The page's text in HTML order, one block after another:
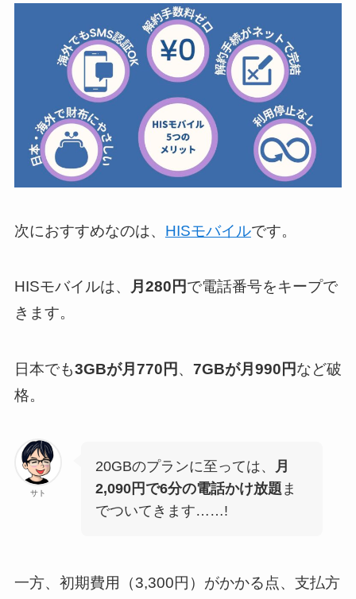
次におすすめなのは、 HISモバイルです。
HISモバイルは、 月280円で電話番号をキープで
きます。
日本でも3GBが月770円 、 7GBが月990円など破
格。
サト
20GBのプランに至っては、
月
2,090円で6分の電話かけ放題 ま
でついてきます……!
一方、初期費用（3,300円）がかかる点、支払方